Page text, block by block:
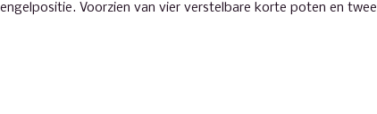
Voorzien van vier verstelbare korte poten en twee